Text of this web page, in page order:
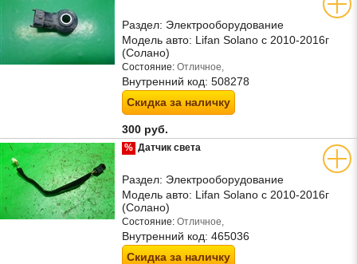
Раздел: Электрооборудование
Модель авто: Lifan Solano с 2010-2016г
(Солано)
Состояние: Отличное,
Внутренний код: 508278
Скидка за наличку
300 руб.
% Датчик света
Раздел: Электрооборудование
Модель авто: Lifan Solano с 2010-2016г
(Солано)
Состояние: Отличное,
Внутренний код: 465036
Скидка за наличку